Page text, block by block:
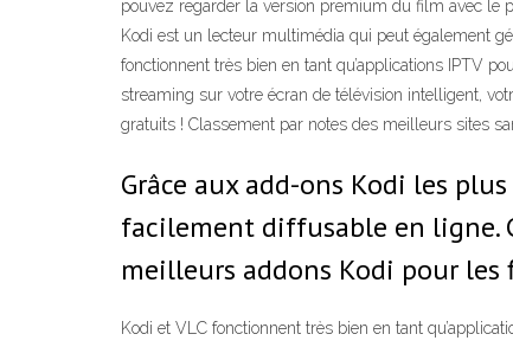
pouvez regarder la version premium du film avec le
Kodi est un lecteur multimédia qui peut également
fonctionnent très bien en tant qu’applications IPTV
streaming sur votre écran de télévision intelligent,
gratuits ! Classement par notes des meilleurs sites
Grâce aux add-ons Kodi les
facilement diffusable en ligne.
meilleurs addons Kodi pour les
Kodi et VLC fonctionnent très bien en tant